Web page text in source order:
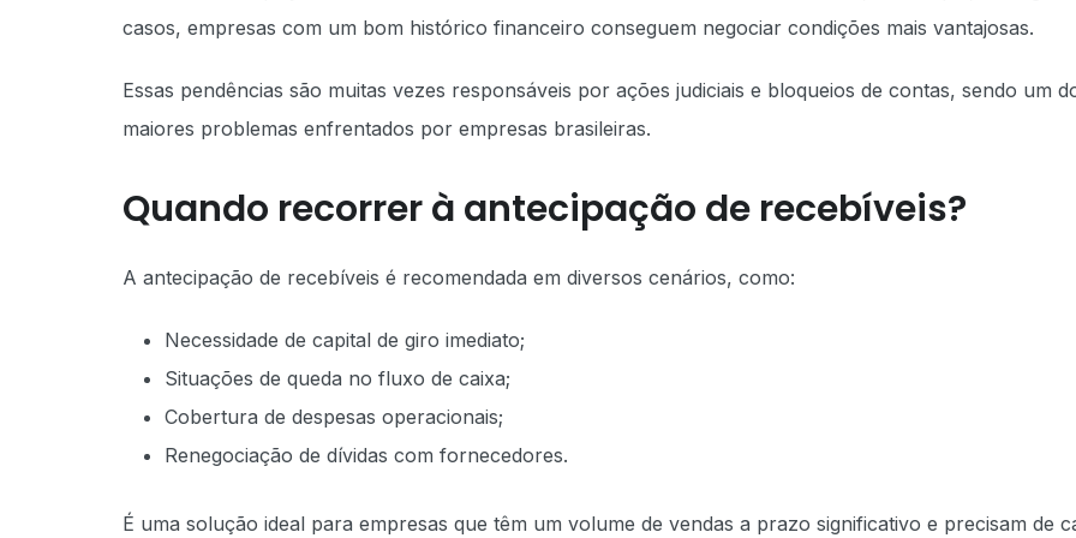
casos, empresas com um bom histórico financeiro conseguem negociar condições mais vantajosas.
Essas pendências são muitas vezes responsáveis por ações judiciais e bloqueios de contas, sendo um
maiores problemas enfrentados por empresas brasileiras.
Quando recorrer à antecipação de recebíveis?
A antecipação de recebíveis é recomendada em diversos cenários, como:
Necessidade de capital de giro imediato;
Situações de queda no fluxo de caixa;
Cobertura de despesas operacionais;
Renegociação de dívidas com fornecedores.
É uma solução ideal para empresas que têm um volume de vendas a prazo significativo e precisam de